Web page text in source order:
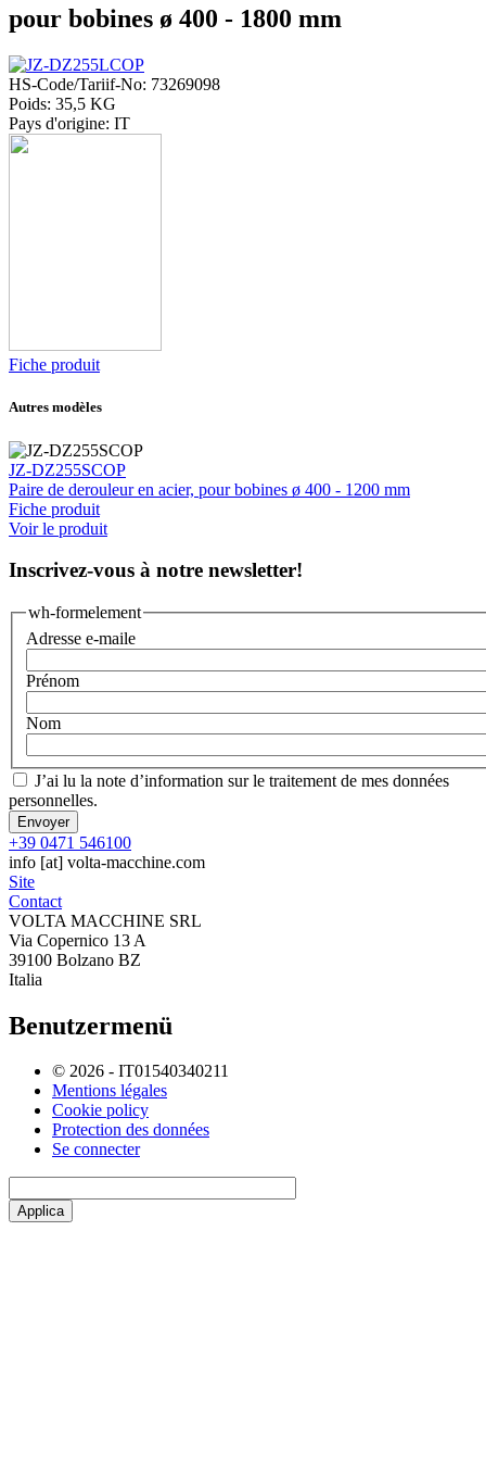
pour bobines ø 400 - 1800 mm
HS-Code/Tariif-No: 73269098
Poids: 35,5 KG
Pays d'origine: IT
Fiche produit
Autres modèles
JZ-DZ255SCOP
Paire de derouleur en acier, pour bobines ø 400 - 1200 mm
Fiche produit
Voir le produit
Inscrivez-vous à notre newsletter!
wh-formelement
Adresse e-maile
Prénom
Nom
J’ai lu la note d’information sur le traitement de mes données
personnelles.
+39 0471 546100
info [at] volta-macchine.com
Site
Contact
VOLTA MACCHINE SRL
Via Copernico 13 A
39100 Bolzano BZ
Italia
Benutzermenü
© 2026 - IT01540340211
Mentions légales
Cookie policy
Protection des données
Se connecter